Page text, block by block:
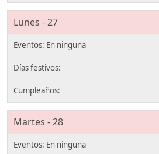
Lunes - 27
Martes - 28